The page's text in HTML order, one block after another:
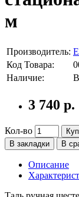
м
Производитель:
Код Товара:
Наличие:
3 740 р.
Кол-во
В закладки
В
Описание